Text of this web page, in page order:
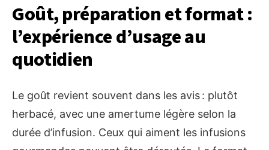
Goût, préparation et format :
l’expérience d’usage au
quotidien
Le goût revient souvent dans les avis : plutôt
herbacé, avec une amertume légère selon la
durée d’infusion. Ceux qui aiment les infusions